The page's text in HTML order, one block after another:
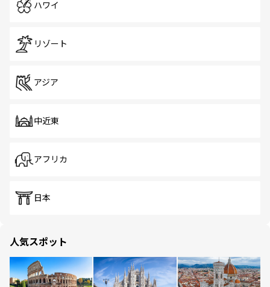
ハワイ
リゾート
アジア
中近東
アフリカ
日本
人気スポット